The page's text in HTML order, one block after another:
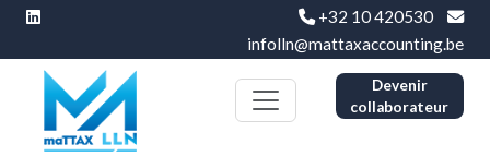
+32 10 420530
infolln@mattaxaccounting.be
Devenir
collaborateur